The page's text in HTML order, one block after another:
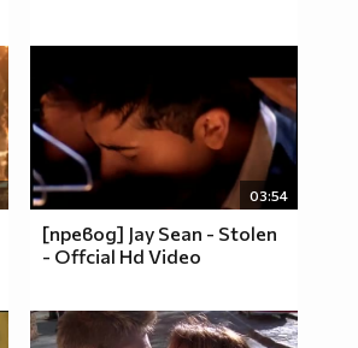
03:54
[превод] Jay Sean - Stolen
- Offcial Hd Video